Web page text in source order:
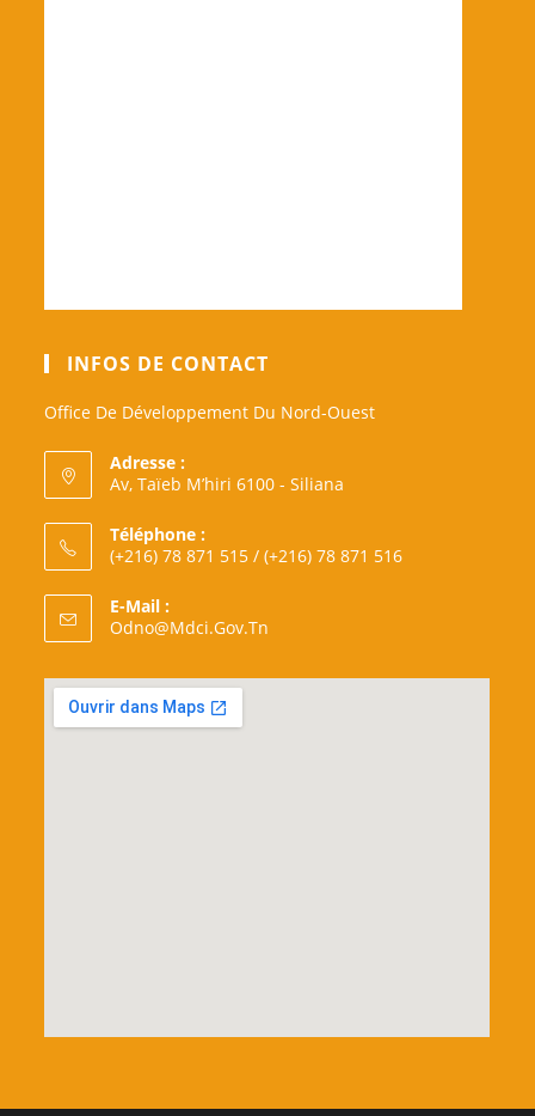
INFOS DE CONTACT
Office De Développement Du Nord-Ouest
Adresse :
Av, Taïeb M’hiri 6100 - Siliana
Téléphone :
(+216) 78 871 515 / (+216) 78 871 516
E-Mail :
Odno@mdci.gov.tn